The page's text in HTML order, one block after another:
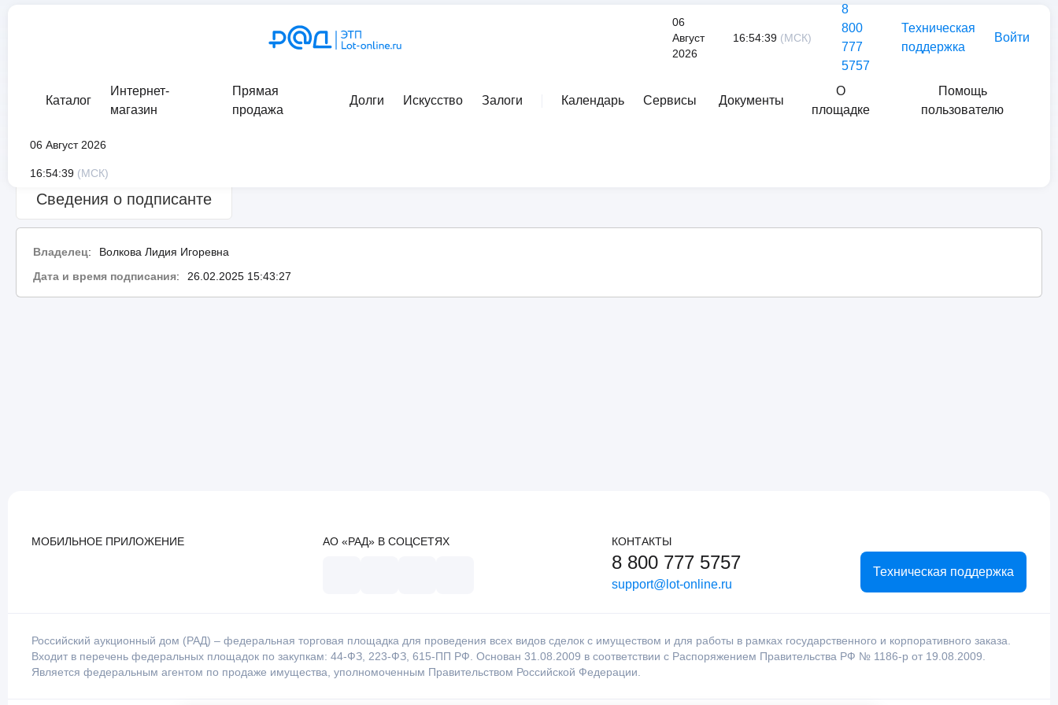
06
Август
2026
16:54:39 (МСК)
8
800
777
5757
Техническая
поддержка
Войти
Каталог
Интернет-
магазин
Прямая
продажа
Долги Искусство Залоги Календарь Сервисы Документы
О
площадке
Помощь
пользователю
06 Август 2026
16:54:39 (МСК)
Сведения о подписанте
Владелец:
Волкова Лидия Игоревна
Дата и время подписания: 26.02.2025 15:43:27
МОБИЛЬНОЕ ПРИЛОЖЕНИЕ АО «РАД» В СОЦСЕТЯХ КОНТАКТЫ
8 800 777 5757
support@lot-online.ru
Техническая поддержка
Российский аукционный дом (РАД) – федеральная торговая площадка для проведения всех видов сделок с имуществом и для работы в рамках государственного и корпоративного заказа.
Входит в перечень федеральных площадок по закупкам: 44-ФЗ, 223-ФЗ, 615-ПП РФ. Основан 31.08.2009 в соответствии с Распоряжением Правительства РФ № 1186-р от 19.08.2009.
Является федеральным агентом по продаже имущества, уполномоченным Правительством Российской Федерации.